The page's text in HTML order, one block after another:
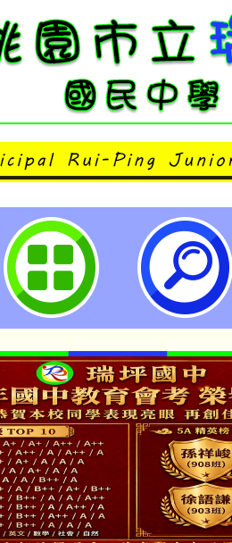
「112學年度基隆
輝班招生簡章」1
-桃園市立瑞坪國民
」8/29、30在